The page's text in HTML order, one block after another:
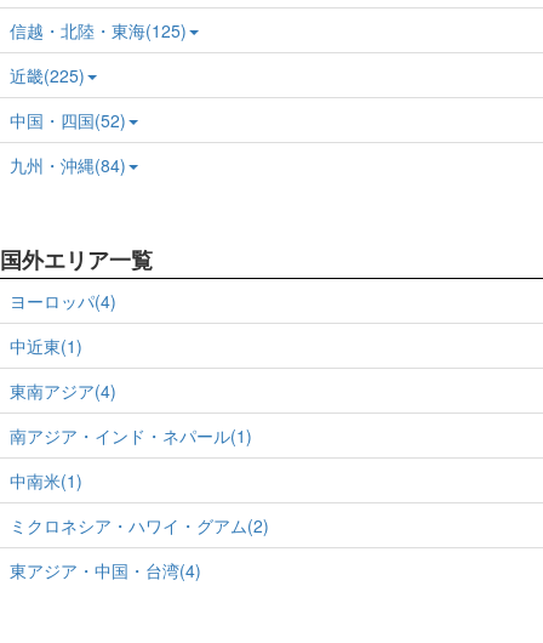
信越・北陸・東海(125)
近畿(225)
中国・四国(52)
九州・沖縄(84)
国外エリア一覧
ヨーロッパ(4)
中近東(1)
東南アジア(4)
南アジア・インド・ネパール(1)
中南米(1)
ミクロネシア・ハワイ・グアム(2)
東アジア・中国・台湾(4)